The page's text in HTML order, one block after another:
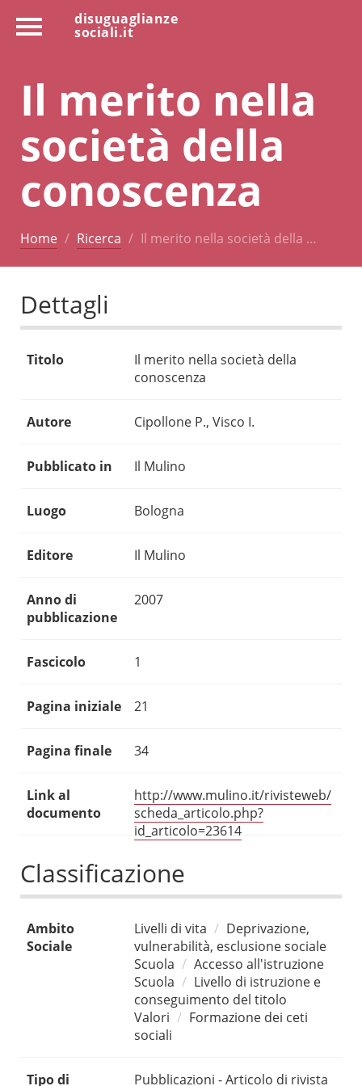
disuguaglianze
sociali.it
Il merito nella
società della
conoscenza
Home Ricerca Il merito nella società della …
Dettagli
Titolo
Il merito nella società della
conoscenza
Autore Cipollone P., Visco I.
Pubblicato in Il Mulino
Luogo Bologna
Editore Il Mulino
Anno di
pubblicazione
2007
Fascicolo 1
Pagina iniziale 21
Pagina finale 34
Link al
documento
http://www.mulino.it/rivisteweb/
scheda_articolo.php?
id_articolo=23614
Classificazione
Ambito
Sociale
Livelli di vita
Deprivazione,
vulnerabilità, esclusione sociale
Scuola
Accesso all'istruzione
Scuola
Livello di istruzione e
conseguimento del titolo
Valori
Formazione dei ceti
sociali
Tipo di Pubblicazioni - Articolo di rivista